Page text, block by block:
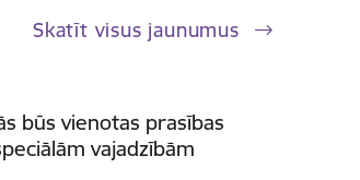
Skatīt visus jaunumus
būs vienotas prasības
vajadzībām